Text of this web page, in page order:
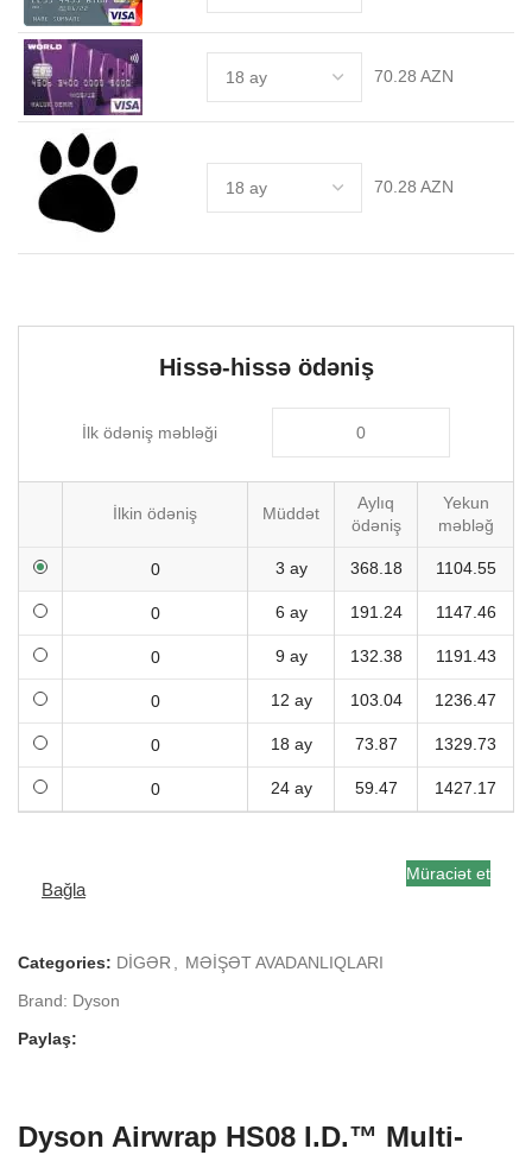
70.28 AZN
70.28 AZN
Hissə-hissə ödəniş
İlk ödəniş məbləği
İlkin ödəniş Müddət
Aylıq
ödəniş
Yekun
məbləğ
3 ay 368.18 1104.55
6 ay 191.24 1147.46
9 ay 132.38 1191.43
12 ay 103.04 1236.47
18 ay 73.87 1329.73
24 ay 59.47 1427.17
Bağla
Müraciət et
Categories: DİGƏR , MƏİŞƏT AVADANLIQLARI
Brand: Dyson
Paylaş:
Dyson Airwrap HS08 I.D.™ Multi-